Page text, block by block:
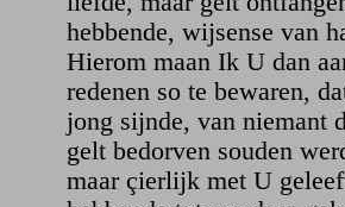
hebbende, wijsense van
Hierom maan Ik U dan
redenen so te bewaren,
jong sijnde, van niemant
gelt bedorven souden
maar çierlijk met U